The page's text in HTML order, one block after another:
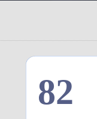
82